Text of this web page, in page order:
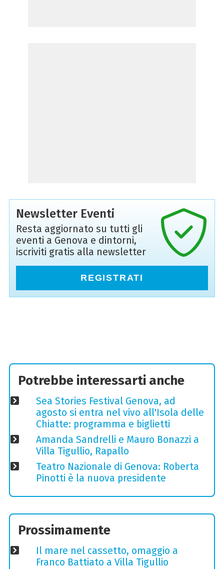
Newsletter Eventi
Resta aggiornato su tutti gli
eventi a Genova e dintorni,
iscriviti gratis alla newsletter
REGISTRATI
Potrebbe interessarti anche
Sea Stories Festival Genova, ad
agosto si entra nel vivo all'Isola delle
Chiatte: programma e biglietti
Amanda Sandrelli e Mauro Bonazzi a
Villa Tigullio, Rapallo
Teatro Nazionale di Genova: Roberta
Pinotti è la nuova presidente
Prossimamente
Il mare nel cassetto, omaggio a
Franco Battiato a Villa Tigullio